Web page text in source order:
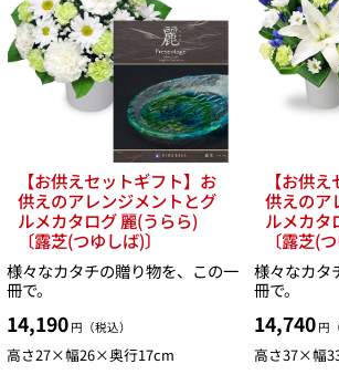
【お供えセットギフト】お
供えのアレンジメントとグ
ルメカタログ 麗(うらら)
〔露芝(つゆしば)〕
様々なカタチの贈り物を、この一
冊で。
14,190 円（税込）
高さ27×幅26×奥行17cm
【お供
供えのア
ルメカタ
〔露芝(
様々なカタ
冊で。
14,740 円
高さ37×幅